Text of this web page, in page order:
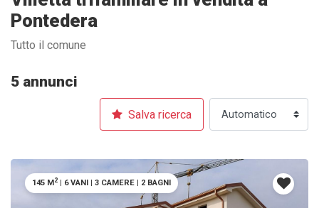
Pontedera
Tutto il comune
5 annunci
Salva ricerca
145 M2 | 6 VANI | 3 CAMERE | 2 BAGNI